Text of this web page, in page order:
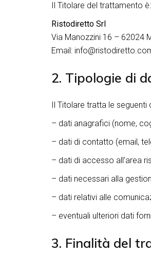
Il Titolare del trattamento è:
Ristodiretto Srl
Via Manozzini 16 – 62024
Email:
2. Tipologie di
Il Titolare tratta le
– dati anagrafici (nome,
– dati di contatto (email,
– dati di accesso all’area
– dati necessari alla
– dati relativi alle
– eventuali ulteriori dati
3. Finalità del